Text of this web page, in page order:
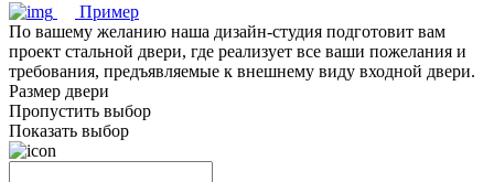
Пример
По вашему желанию наша дизайн-студия подготовит вам
проект стальной двери, где реализует все ваши пожелания и
требования, предъявляемые к внешнему виду входной двери.
Размер двери
Пропустить выбор
Показать выбор